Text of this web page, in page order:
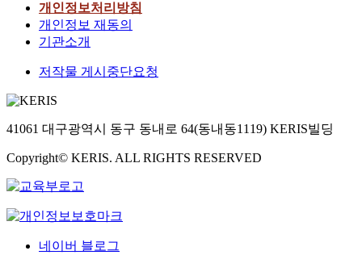
개인정보처리방침
개인정보 재동의
기관소개
저작물 게시중단요청
41061 대구광역시 동구 동내로 64(동내동1119) KERIS빌딩
Copyright© KERIS. ALL RIGHTS RESERVED
네이버 블로그